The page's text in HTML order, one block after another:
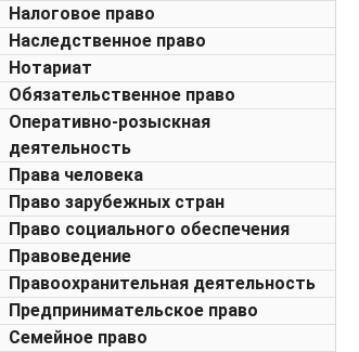
Налоговое право
Наследственное право
Нотариат
Обязательственное право
Оперативно-розыскная
деятельность
Права человека
Право зарубежных стран
Право социального обеспечения
Правоведение
Правоохранительная деятельность
Предпринимательское право
Семейное право